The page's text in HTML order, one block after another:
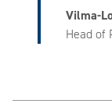
Vilma-
Head of